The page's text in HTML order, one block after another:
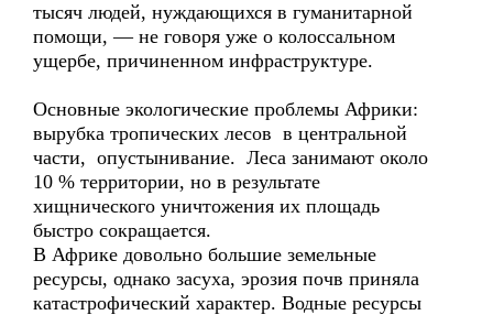
тысяч людей, нуждающихся в гуманитарной
помощи, — не говоря уже о колоссальном
ущербе, причиненном инфраструктуре.
Основные экологические проблемы Африки:
вырубка тропических лесов в центральной
части, опустынивание. Леса занимают около
10 % территории, но в результате
хищнического уничтожения их площадь
быстро сокращается.
В Африке довольно большие земельные
ресурсы, однако засуха, эрозия почв приняла
катастрофический характер. Водные ресурсы